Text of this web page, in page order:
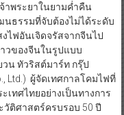
าพระยาในยามค่ำคืน
นธรรมที่จับต้องไม่ได้ระดับ
ไฟอันเจิดจรัสจากจีนไป
วของจีนในรูปแบบ
น ทัวริสต์มาร์ท กรุ๊ป
Ltd.) ผู้จัดเทศกาลโคมไฟที่
เทศไทยอย่างเป็นทางการ
วัติศาสตร์ครบรอบ 50 ปี